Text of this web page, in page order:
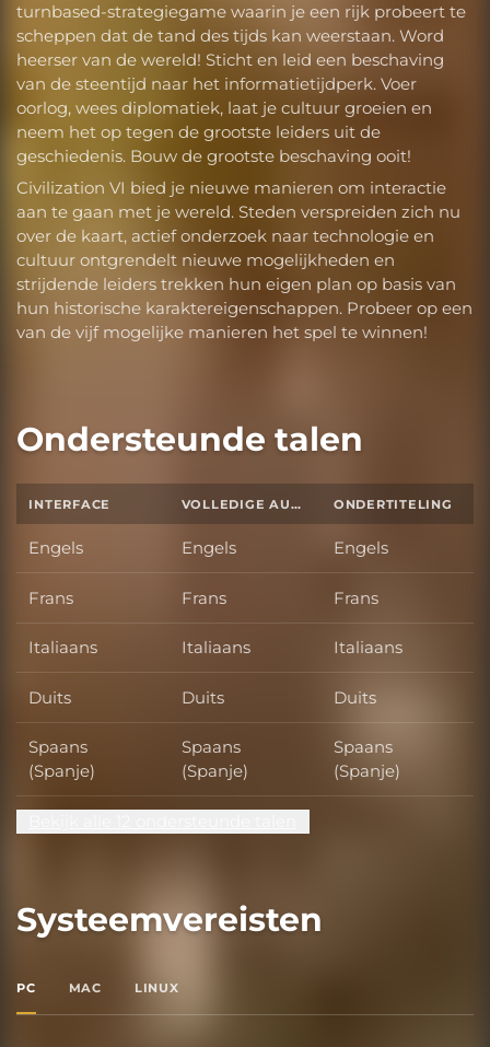
turnbased-strategiegame waarin je een rijk probeert te
scheppen dat de tand des tijds kan weerstaan. Word
heerser van de wereld! Sticht en leid een beschaving
van de steentijd naar het informatietijdperk. Voer
oorlog, wees diplomatiek, laat je cultuur groeien en
neem het op tegen de grootste leiders uit de
geschiedenis. Bouw de grootste beschaving ooit!
Civilization VI bied je nieuwe manieren om interactie
aan te gaan met je wereld. Steden verspreiden zich nu
over de kaart, actief onderzoek naar technologie en
cultuur ontgrendelt nieuwe mogelijkheden en
strijdende leiders trekken hun eigen plan op basis van
hun historische karaktereigenschappen. Probeer op een
van de vijf mogelijke manieren het spel te winnen!
Ondersteunde talen
INTERFACE VOLLEDIGE AUDIO ONDERTITELING
Engels Engels Engels
Frans Frans Frans
Italiaans Italiaans Italiaans
Duits Duits Duits
Spaans
(Spanje)
Spaans
(Spanje)
Spaans
(Spanje)
Systeemvereisten
PC MAC LINUX